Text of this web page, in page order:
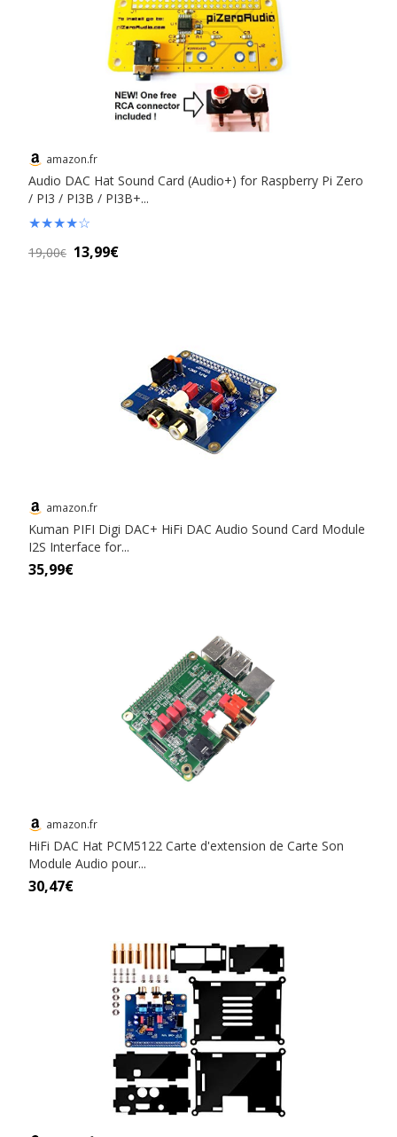
amazon.fr
Audio DAC Hat Sound Card (Audio+) for Raspberry Pi Zero
/ PI3 / PI3B / PI3B+...
★★★★☆
19,00€ 13,99€
amazon.fr
Kuman PIFI Digi DAC+ HiFi DAC Audio Sound Card Module
I2S Interface for...
35,99€
amazon.fr
HiFi DAC Hat PCM5122 Carte d'extension de Carte Son
Module Audio pour...
30,47€